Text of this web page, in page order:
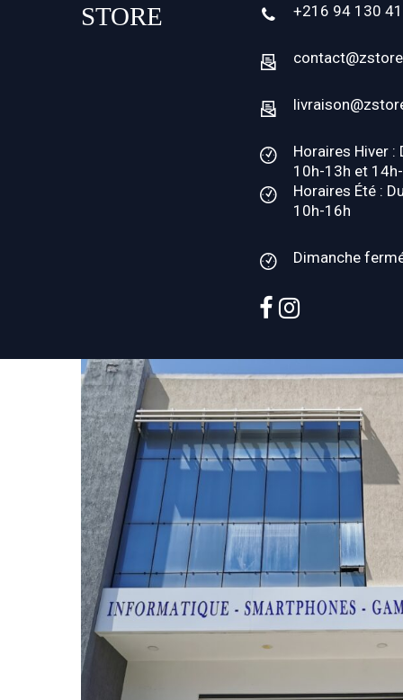
+216 94 130
Horaires Hiver :
10h-13h et
Horaires Été :
10h-16h
Dimanche
facebook
instagram